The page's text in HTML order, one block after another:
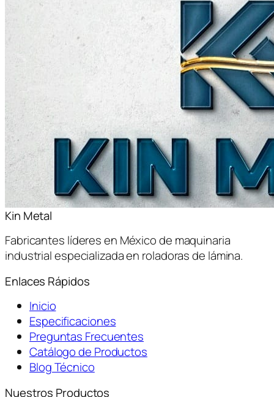
Kin Metal
Fabricantes líderes en México de maquinaria
industrial especializada en roladoras de lámina.
Enlaces Rápidos
Inicio
Especificaciones
Preguntas Frecuentes
Catálogo de Productos
Blog Técnico
Nuestros Productos